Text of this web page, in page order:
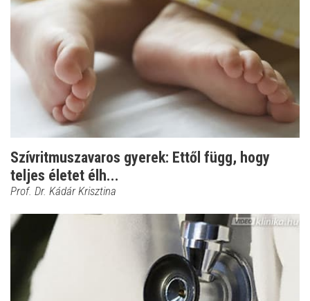
Szívritmuszavaros gyerek: Ettől függ, hogy
teljes életet élh...
Prof. Dr. Kádár Krisztina